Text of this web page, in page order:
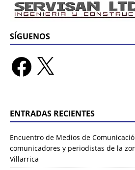
SÍGUENOS
ENTRADAS RECIENTES
Encuentro de Medios de
comunicadores y periodistas de la
Villarrica